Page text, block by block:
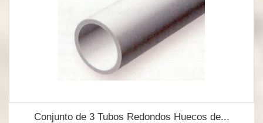
Conjunto de 3 Tubos Redondos Huecos de...